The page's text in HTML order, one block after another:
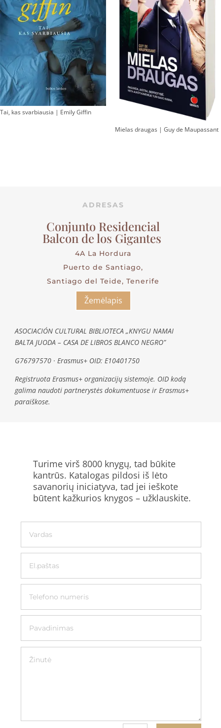
Tai, kas svarbiausia | Emily Giffin
Mielas draugas | Guy de Maupassant
ADRESAS
Conjunto Residencial
Balcon de los Gigantes
4A La Hordura
Puerto de Santiago,
Santiago del Teide, Tenerife
Žemėlapis
ASOCIACIÓN CULTURAL BIBLIOTECA „KNYGU NAMAI
BALTA JUODA – CASA DE LIBROS BLANCO NEGRO”
G76797570 · Erasmus+ OID: E10401750
Registruota Erasmus+ organizacijų sistemoje. OID kodą
galima naudoti partnerystės dokumentuose ir Erasmus+
paraiškose.
Turime virš 8000 knygų, tad būkite
kantrūs. Katalogas pildosi iš lėto
savanorių iniciatyva, tad jei ieškote
būtent kažkurios knygos – užklauskite.